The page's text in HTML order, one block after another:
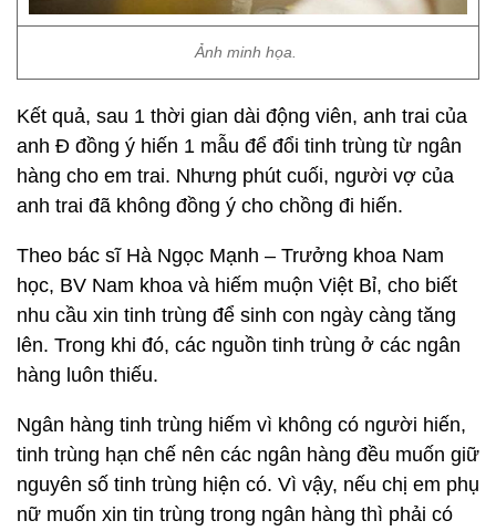
Ảnh minh họa.
Kết quả, sau 1 thời gian dài động viên, anh trai của
anh Đ đồng ý hiến 1 mẫu để đổi tinh trùng từ ngân
hàng cho em trai. Nhưng phút cuối, người vợ của
anh trai đã không đồng ý cho chồng đi hiến.
Theo bác sĩ Hà Ngọc Mạnh – Trưởng khoa Nam
học, BV Nam khoa và hiếm muộn Việt Bỉ, cho biết
nhu cầu xin tinh trùng để sinh con ngày càng tăng
lên. Trong khi đó, các nguồn tinh trùng ở các ngân
hàng luôn thiếu.
Ngân hàng tinh trùng hiếm vì không có người hiến,
tinh trùng hạn chế nên các ngân hàng đều muốn giữ
nguyên số tinh trùng hiện có. Vì vậy, nếu chị em phụ
nữ muốn xin tin trùng trong ngân hàng thì phải có